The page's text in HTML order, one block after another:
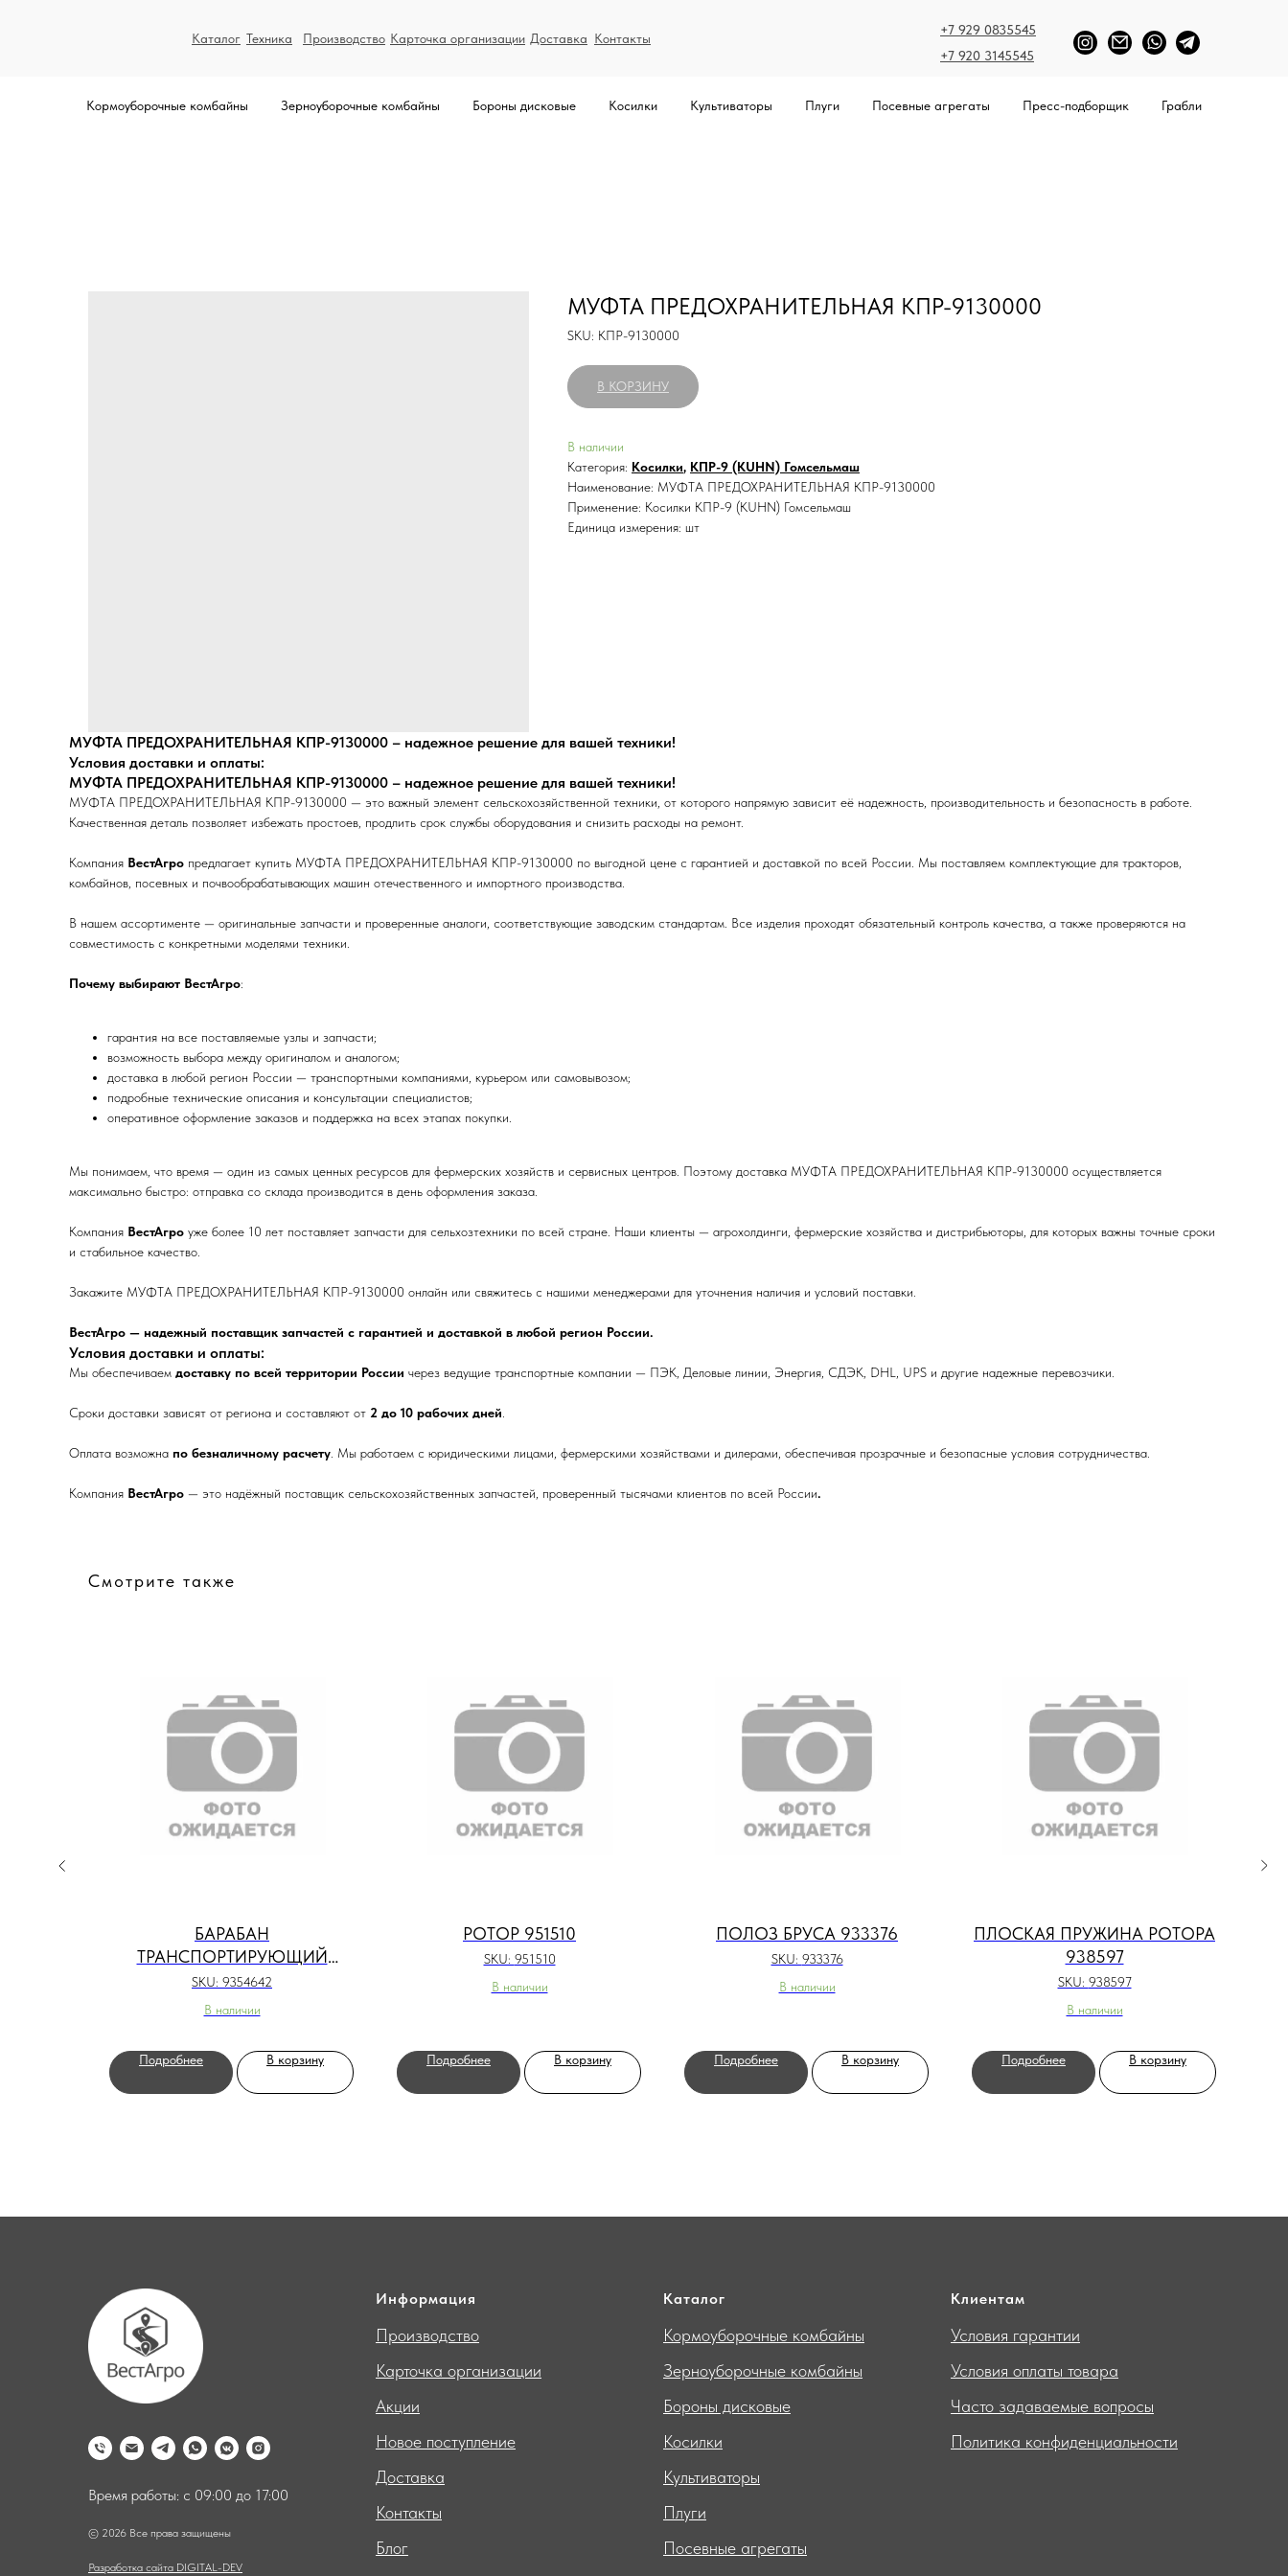
Каталог Техника Производство Карточка организации Доставка Контакты
+7 920 3145545
+7 929 0835545
Кормоуборочные комбайны Зерноуборочные комбайны Бороны дисковые Косилки Культиваторы Плуги Посевные агрегаты Пресс-подборщик Грабли
МУФТА ПРЕДОХРАНИТЕЛЬНАЯ КПР-9130000
SKU: КПР-9130000
В КОРЗИНУ
В наличии
Категория: Косилки, КПР-9 (KUHN) Гомсельмаш
Наименование: МУФТА ПРЕДОХРАНИТЕЛЬНАЯ КПР-9130000
Применение: Косилки КПР-9 (KUHN) Гомсельмаш
Единица измерения: шт
МУФТА ПРЕДОХРАНИТЕЛЬНАЯ КПР-9130000 – надежное решение для вашей техники!
Условия доставки и оплаты:
МУФТА ПРЕДОХРАНИТЕЛЬНАЯ КПР-9130000 – надежное решение для вашей техники!
МУФТА ПРЕДОХРАНИТЕЛЬНАЯ КПР-9130000 — это важный элемент сельскохозяйственной техники, от которого напрямую зависит её надежность, производительность и безопасность в работе.
Качественная деталь позволяет избежать простоев, продлить срок службы оборудования и снизить расходы на ремонт.
Компания ВестАгро предлагает купить МУФТА ПРЕДОХРАНИТЕЛЬНАЯ КПР-9130000 по выгодной цене с гарантией и доставкой по всей России. Мы поставляем комплектующие для тракторов,
комбайнов, посевных и почвообрабатывающих машин отечественного и импортного производства.
В нашем ассортименте — оригинальные запчасти и проверенные аналоги, соответствующие заводским стандартам. Все изделия проходят обязательный контроль качества, а также проверяются на
совместимость с конкретными моделями техники.
Почему выбирают ВестАгро:
гарантия на все поставляемые узлы и запчасти;
возможность выбора между оригиналом и аналогом;
доставка в любой регион России — транспортными компаниями, курьером или самовывозом;
подробные технические описания и консультации специалистов;
оперативное оформление заказов и поддержка на всех этапах покупки.
Мы понимаем, что время — один из самых ценных ресурсов для фермерских хозяйств и сервисных центров. Поэтому доставка МУФТА ПРЕДОХРАНИТЕЛЬНАЯ КПР-9130000 осуществляется
максимально быстро: отправка со склада производится в день оформления заказа.
Компания ВестАгро уже более 10 лет поставляет запчасти для сельхозтехники по всей стране. Наши клиенты — агрохолдинги, фермерские хозяйства и дистрибьюторы, для которых важны точные сроки
и стабильное качество.
Закажите МУФТА ПРЕДОХРАНИТЕЛЬНАЯ КПР-9130000 онлайн или свяжитесь с нашими менеджерами для уточнения наличия и условий поставки.
ВестАгро — надежный поставщик запчастей с гарантией и доставкой в любой регион России.
Условия доставки и оплаты:
Мы обеспечиваем доставку по всей территории России через ведущие транспортные компании — ПЭК, Деловые линии, Энергия, СДЭК, DHL, UPS и другие надежные перевозчики.
Сроки доставки зависят от региона и составляют от 2 до 10 рабочих дней
Оплата возможна по безналичному расчету . Мы работаем с юридическими лицами, фермерскими хозяйствами и дилерами, обеспечивая прозрачные и безопасные условия сотрудничества.
Компания ВестАгро — это надёжный поставщик сельскохозяйственных запчастей, проверенный тысячами клиентов по всей России.
Смотрите также
БАРАБАН
ТРАНСПОРТИРУЮЩИЙ
9354642
SKU: 9354642
В наличии
Подробнее В корзину
РОТОР 951510
SKU: 951510
В наличии
Подробнее В корзину
ПОЛОЗ БРУСА 933376
SKU: 933376
В наличии
Подробнее В корзину
ПЛОСКАЯ ПРУЖИНА РОТОРА
938597
SKU: 938597
В наличии
Подробнее В корзину
Время работы: с 09:00 до 17:00
© 2026 Все права защищены
Разработка сайта DIGITAL-DEV
Информация
Производство
Карточка организации
Акции
Новое поступление
Доставка
Контакты
Блог
Каталог
Кормоуборочные комбайны
Зерноуборочные комбайны
Бороны дисковые
Косилки
Культиваторы
Плуги
Посевные агрегаты
Клиентам
Условия гарантии
Условия оплаты товара
Часто задаваемые вопросы
Политика конфиденциальности